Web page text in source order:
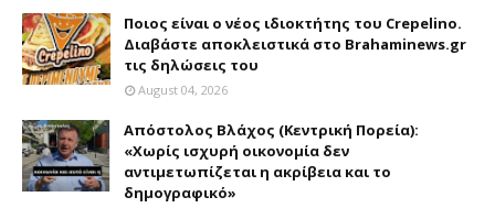
Ποιος είναι ο νέος ιδιοκτήτης του Crepelino.
Διαβάστε αποκλειστικά στο Brahaminews.gr
τις δηλώσεις του
August 04, 2026
Απόστολος Βλάχος (Κεντρική Πορεία):
«Χωρίς ισχυρή οικονομία δεν
αντιμετωπίζεται η ακρίβεια και το
δημογραφικό»